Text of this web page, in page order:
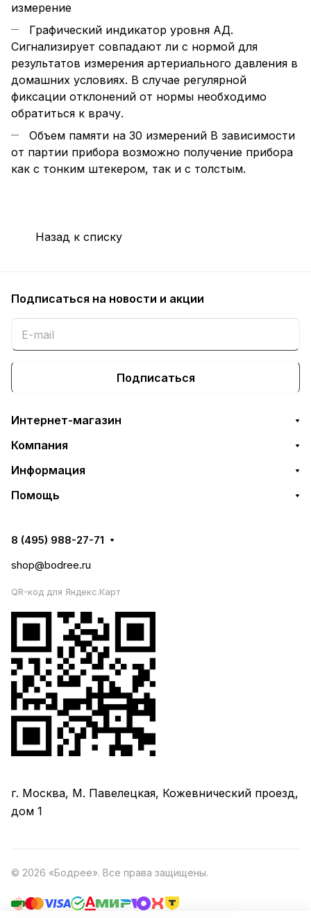
измерение
Графический индикатор уровня АД.
Сигнализирует совпадают ли с нормой для
результатов измерения артериального давления в
домашних условиях. В случае регулярной
фиксации отклонений от нормы необходимо
обратиться к врачу.
Объем памяти на 30 измерений В зависимости
от партии прибора возможно получение прибора
как с тонким штекером, так и с толстым.
Назад к списку
Подписаться на новости и акции
Подписаться
Интернет-магазин
Компания
Информация
Помощь
8 (495) 988-27-71
shop@bodree.ru
QR-код для Яндекс.Карт
г. Москва, М. Павелецкая, Кожевнический проезд,
дом 1
© 2026 «Бодрее». Все права защищены.